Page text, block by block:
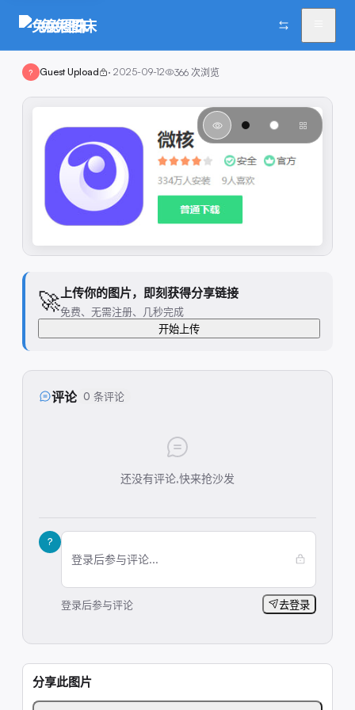
兔兔图床
? Guest Upload · 2025-09-12 366 次浏览
🚀上传你的图片，即刻获得分享链接
免费、无需注册、几秒完成
开始上传
评论 0 条评论
还没有评论,快来抢沙发
?
登录后参与评论...
登录后参与评论 去登录
分享此图片